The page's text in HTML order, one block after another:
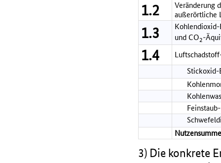
1.2
Veränderung
außerörtliche
1.3
und CO2-
1.4
Stickoxid-
3) Die konkrete